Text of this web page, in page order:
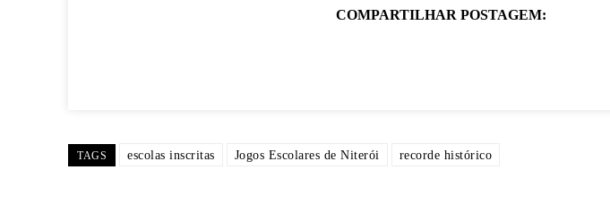
COMPARTILHAR POSTAGEM:
TAGS escolas inscritas Jogos Escolares de Niterói recorde histórico